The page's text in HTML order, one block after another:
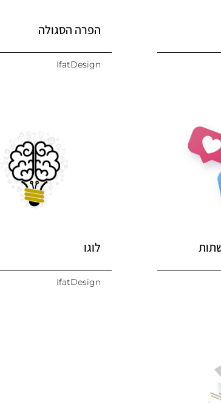
הפרה הסגולה
IfatDesign
לוגו
IfatDesign